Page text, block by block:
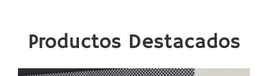
Productos Destacados